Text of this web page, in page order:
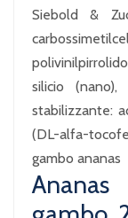
Siebold &
silicio
stabilizzante:
(DL-alfa-
gambo ananas